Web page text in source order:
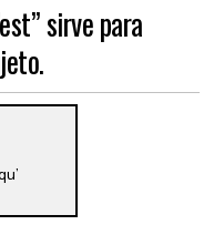
sirve para